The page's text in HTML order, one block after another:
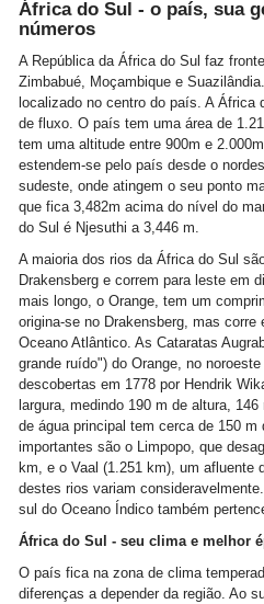
África do Sul - o país, sua
números
A República da África do Sul faz
Zimbabué, Moçambique e
localizado no centro do país. A África
de fluxo. O país tem uma área de
tem uma altitude entre 900m e
estendem-se pelo país desde o
sudeste, onde atingem o seu ponto
que fica 3,482m acima do nível do
do Sul é Njesuthi a 3,446 m.
A maioria dos rios da África do Sul
Drakensberg e correm para leste em
mais longo, o Orange, tem um
origina-se no Drakensberg, mas
Oceano Atlântico. As Cataratas
grande ruído") do Orange, no
descobertas em 1778 por Hendrik
largura, medindo 190 m de altura,
de água principal tem cerca de 150 m
importantes são o Limpopo, que
km, e o Vaal (1.251 km), um afluente
destes rios variam
sul do Oceano Índico também
África do Sul - seu clima e melhor
O país fica na zona de clima
diferenças a depender da região. Ao